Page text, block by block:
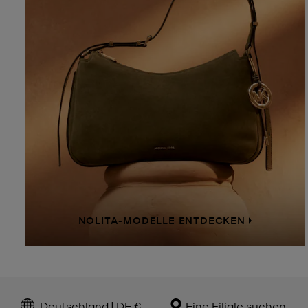
NOLITA-MODELLE ENTDECKEN